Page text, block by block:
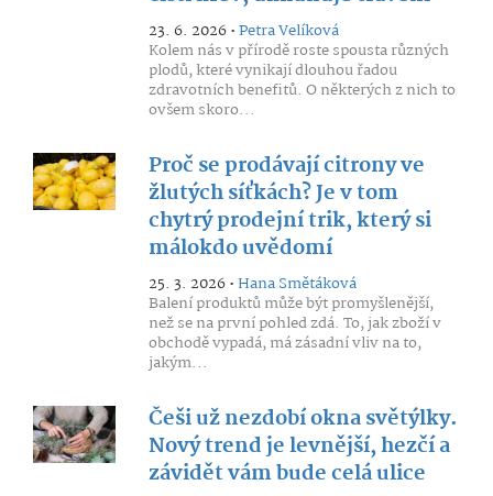
23. 6. 2026 •Petra Velíková
Kolem nás v přírodě roste spousta různých
plodů, které vynikají dlouhou řadou
zdravotních benefitů. O některých z nich to
ovšem skoro...
Proč se prodávají citrony ve
žlutých síťkách? Je v tom
chytrý prodejní trik, který si
málokdo uvědomí
25. 3. 2026 •Hana Smětáková
Balení produktů může být promyšlenější,
než se na první pohled zdá. To, jak zboží v
obchodě vypadá, má zásadní vliv na to,
jakým...
Češi už nezdobí okna světýlky.
Nový trend je levnější, hezčí a
závidět vám bude celá ulice